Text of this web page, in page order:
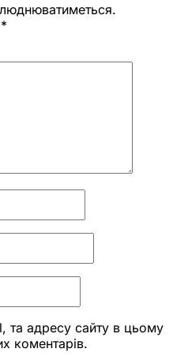
*
та адресу сайту в цьому
коментарів.